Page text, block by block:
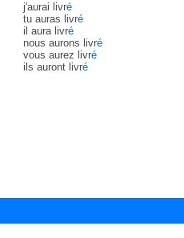
j'aurai livré
tu auras livré
il aura livré
nous aurons livré
vous aurez livré
ils auront livré